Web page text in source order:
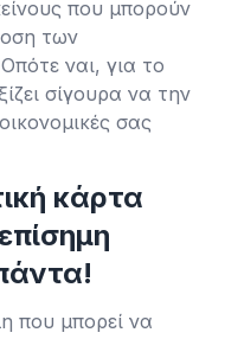
που μπορούν
των
ναι, για το
σίγουρα να την
σας
κάρτα
που μπορεί να